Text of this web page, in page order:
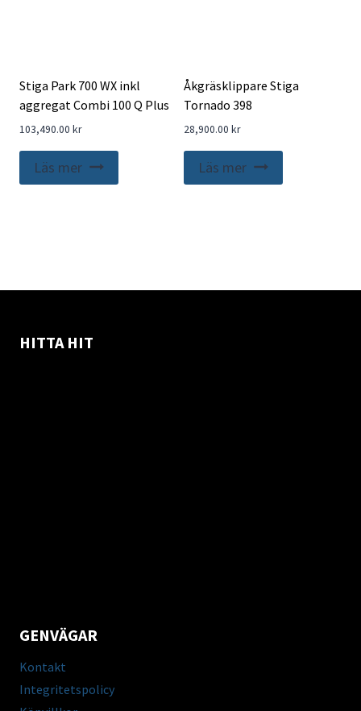
Stiga Park 700 WX inkl
aggregat Combi 100 Q Plus
103,490.00 kr
Läs mer
Åkgräsklippare Stiga
Tornado 398
28,900.00 kr
Läs mer
HITTA HIT
GENVÄGAR
Kontakt
Integritetspolicy